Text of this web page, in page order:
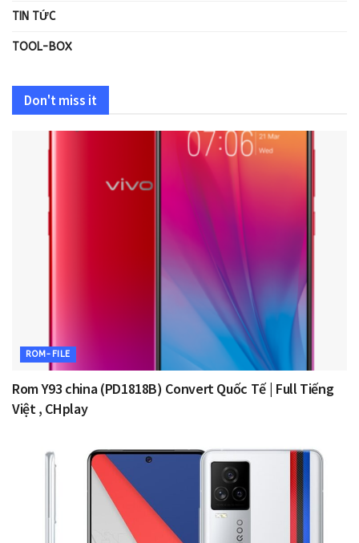
TIN TỨC
TOOL-BOX
Don't miss it
ROM-FILE
Rom Y93 china (PD1818B) Convert Quốc Tế | Full Tiếng
Việt , CHplay